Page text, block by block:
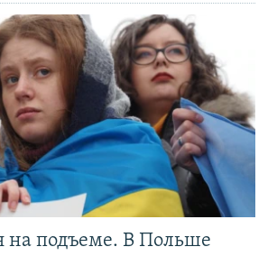
на подъеме. В Польше